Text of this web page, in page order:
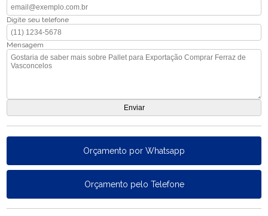
Digite seu telefone
Mensagem
Orçamento por Whatsapp
Orçamento pelo Telefone